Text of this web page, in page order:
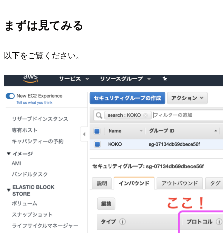
まずは見てみる
以下をご覧ください。